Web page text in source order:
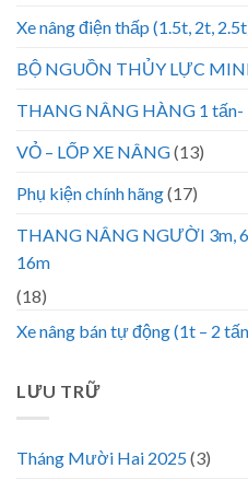
Xe nâng điện thấp (1.5t, 2t,
BỘ NGUỒN THỦY LỰC
THANG NÂNG HÀNG 1 tấn-
VỎ – LỐP XE NÂNG(13)
Phụ kiện chính hãng(17)
THANG NÂNG NGƯỜI 3m,
16m
(18)
Xe nâng bán tự động (1t – 2
LƯU TRỮ
Tháng Mười Hai 2025(3)